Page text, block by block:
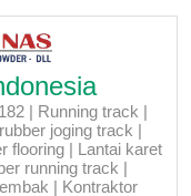
| Running track |
joging track |
flooring | Lantai karet
running track |
| Kontraktor